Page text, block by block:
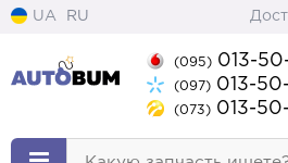
UA RU
(095) 013-
(097) 013-
(073) 013-